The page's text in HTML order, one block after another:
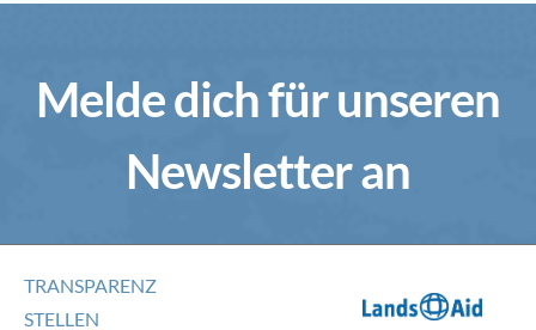
Melde dich für unseren
Newsletter an
TRANSPARENZ
STELLEN